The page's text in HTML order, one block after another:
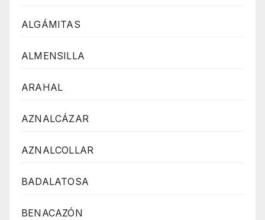
ALGÁMITAS
ALMENSILLA
ARAHAL
AZNALCÁZAR
AZNALCOLLAR
BADALATOSA
BENACAZÓN